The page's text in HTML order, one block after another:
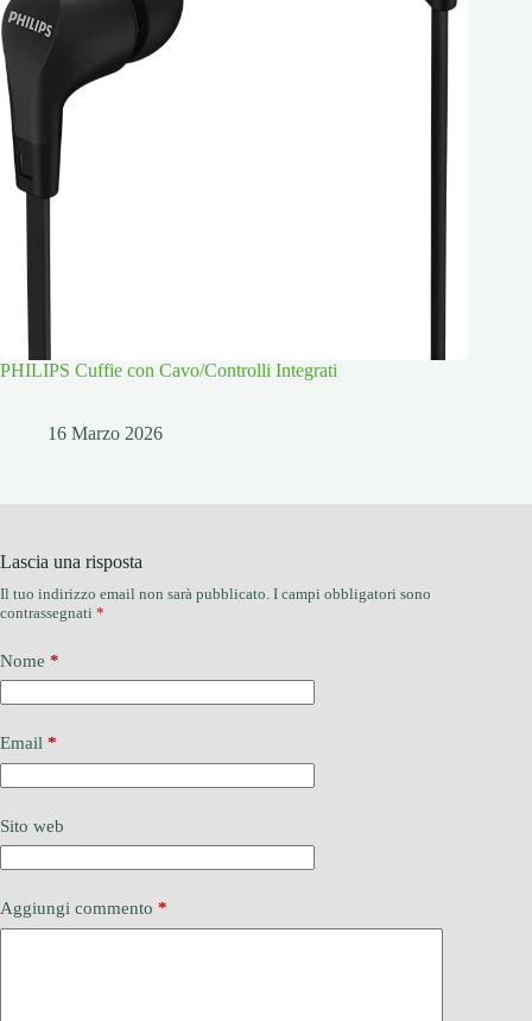
PHILIPS Cuffie con Cavo/Controlli Integrati
16 Marzo 2026
Lascia una risposta
Il tuo indirizzo email non sarà pubblicato. I campi obbligatori sono
contrassegnati *
Nome *
Email *
Sito web
Aggiungi commento *